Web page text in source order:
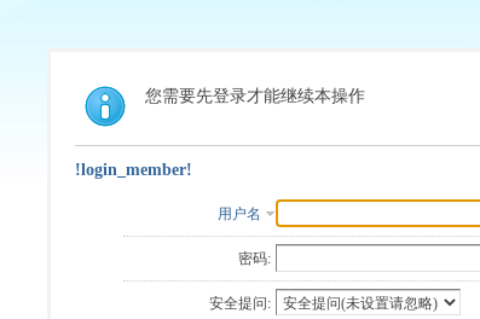
您需要先登录才能继续本操作
!login_member!
用户名
密码:
安全提问: